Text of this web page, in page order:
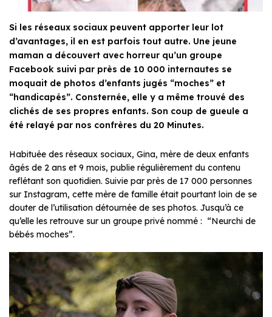
Si les réseaux sociaux peuvent apporter leur lot
d’avantages, il en est parfois tout autre. Une jeune
maman a découvert avec horreur qu’un groupe
Facebook suivi par près de 10 000 internautes se
moquait de photos d’enfants jugés “moches” et
“handicapés”. Consternée, elle y a même trouvé des
clichés de ses propres enfants. Son coup de gueule a
été relayé par nos confrères du 20 Minutes.
Habituée des réseaux sociaux, Gina, mère de deux enfants
âgés de 2 ans et 9 mois, publie régulièrement du contenu
reflétant son quotidien. Suivie par près de 17 000 personnes
sur Instagram, cette mère de famille était pourtant loin de se
douter de l’utilisation détournée de ses photos. Jusqu’à ce
qu’elle les retrouve sur un groupe privé nommé : “Neurchi de
bébés moches”.